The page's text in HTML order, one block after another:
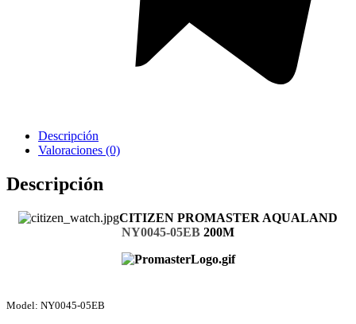
Descripción
Valoraciones (0)
Descripción
CITIZEN PROMASTER AQUALAND
NY0045-05EB 200M
Model: NY0045-05EB